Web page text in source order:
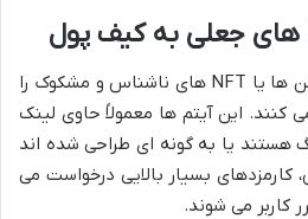
گاهی اوقات، کلاهبرداران توکن ها یا NFT های ناشناس و مشکوک را
کنند. این آیتم ها معمولاً حاوی لینک
یا به گونه ای طراحی شده اند
کارمزدهای بسیار بالایی درخواست می
کاربر می شوند.